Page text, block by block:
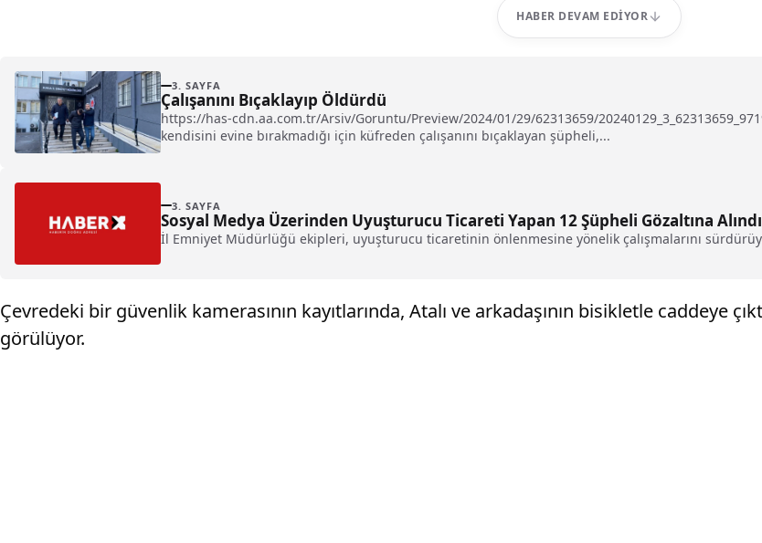
HABER DEVAM EDIYOR
3. SAYFA
Çalışanını Bıçaklayıp Öldürdü
https://has-cdn.aa.com.tr/Arsiv/Goruntu/Preview/2024/01/29/62313659/
kendisini evine bırakmadığı için küfreden çalışanını bıçaklayan şüpheli,...
3. SAYFA
Sosyal Medya Üzerinden Uyuşturucu Ticareti Yapan 12 Şüpheli Gözaltına Alındı
İl Emniyet Müdürlüğü ekipleri, uyuşturucu ticaretinin önlenmesine yönelik çalışmalarını
Çevredeki bir güvenlik kamerasının kayıtlarında, Atalı ve arkadaşının bisikletle caddeye
görülüyor.